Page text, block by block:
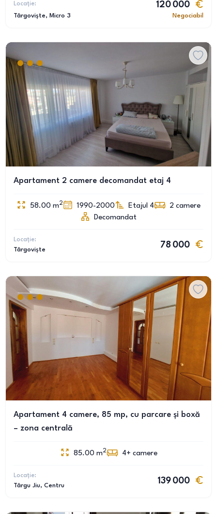
Locație:
Târgoviște, Micro 3
120 000
Negociabil
Apartament 2 camere decomandat etaj 4
58.00 m2 1990-2000 Etajul 4 2 camere
Decomandat
Locație:
Târgoviște
78 000
Apartament 4 camere, 85 mp, cu parcare și boxă
– zona centrală
85.00 m2 4+ camere
Locație:
Târgu Jiu, Centru
139 000